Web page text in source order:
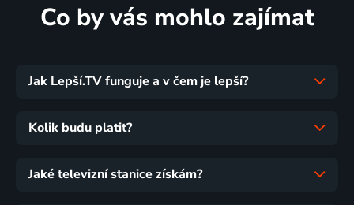
Co by vás mohlo zajímat
Jak Lepší.TV funguje a v čem je lepší?
Kolik budu platit?
Jaké televizní stanice získám?